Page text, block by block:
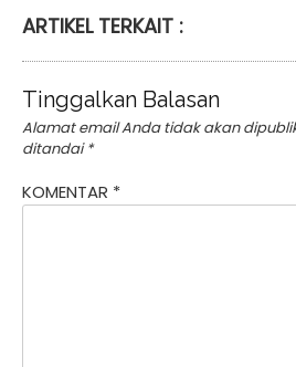
ARTIKEL TERKAIT :
Tinggalkan Balasan
Alamat email Anda tidak akan
ditandai*
KOMENTAR *